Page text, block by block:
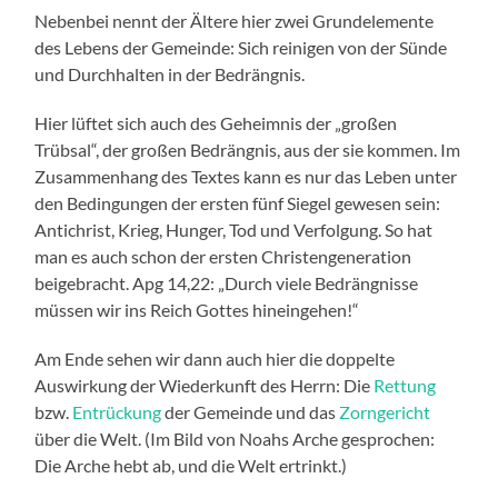
Nebenbei nennt der Ältere hier zwei Grundelemente
des Lebens der Gemeinde: Sich reinigen von der Sünde
und Durchhalten in der Bedrängnis.
Hier lüftet sich auch des Geheimnis der „großen
Trübsal“, der großen Bedrängnis, aus der sie kommen. Im
Zusammenhang des Textes kann es nur das Leben unter
den Bedingungen der ersten fünf Siegel gewesen sein:
Antichrist, Krieg, Hunger, Tod und Verfolgung. So hat
man es auch schon der ersten Christengeneration
beigebracht. Apg 14,22: „Durch viele Bedrängnisse
müssen wir ins Reich Gottes hineingehen!“
Am Ende sehen wir dann auch hier die doppelte
Auswirkung der Wiederkunft des Herrn: Die Rettung
bzw. Entrückungder Gemeinde und das Zorngericht
über die Welt. (Im Bild von Noahs Arche gesprochen:
Die Arche hebt ab, und die Welt ertrinkt.)